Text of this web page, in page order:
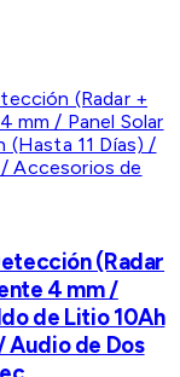
(Radar
4 mm /
de Litio 10Ah
Audio de Dos